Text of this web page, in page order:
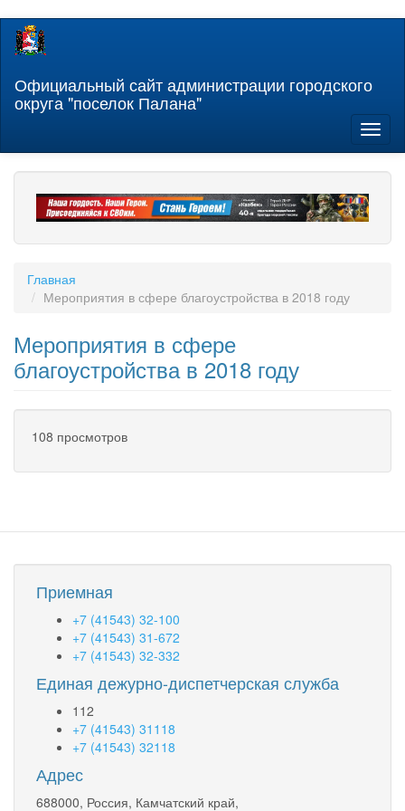
Перейти
содержанию
Официальный сайт администрации городского
округа "поселок Палана"
Главная
Мероприятия в сфере благоустройства в 2018 году
Мероприятия в сфере
благоустройства в 2018 году
108 просмотров
Приемная
+7 (41543) 32-100
+7 (41543) 31-672
+7 (41543) 32-332
Единая дежурно-диспетчерская служба
112
+7 (41543) 31118
+7 (41543) 32118
Адрес
688000, Россия, Камчатский край,